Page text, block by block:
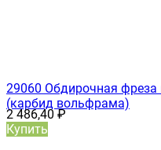
29060 Обдирочная фреза
(карбид вольфрама)
2 486,40₽
Купить